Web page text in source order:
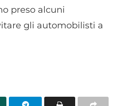
preso alcuni
gli automobilisti a